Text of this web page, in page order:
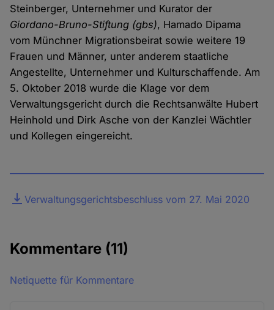
Steinberger, Unternehmer und Kurator der
Giordano-Bruno-Stiftung (gbs), Hamado Dipama
vom Münchner Migrationsbeirat sowie weitere 19
Frauen und Männer, unter anderem staatliche
Angestellte, Unternehmer und Kulturschaffende. Am
5. Oktober 2018 wurde die Klage vor dem
Verwaltungsgericht durch die Rechtsanwälte Hubert
Heinhold und Dirk Asche von der Kanzlei Wächtler
und Kollegen eingereicht.
DateiVerwaltungsgerichtsbeschluss vom 27. Mai 2020
Kommentare (11)
Netiquette für Kommentare